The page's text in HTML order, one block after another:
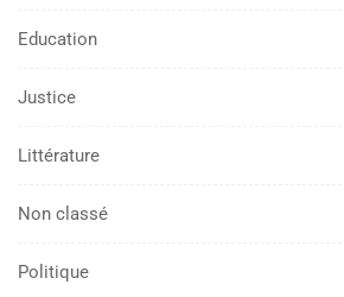
Education
Justice
Littérature
Non classé
Politique